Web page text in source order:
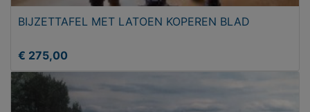
BIJZETTAFEL MET LATOEN KOPEREN BLAD
€ 275,00